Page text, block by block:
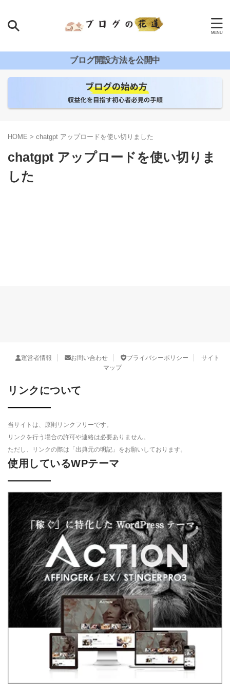
ブログ開設方法を公開中
HOME > chatgpt アップロードを使い切りました
chatgpt アップロードを使い切りま
した
運営者情報 お問い合わせ プライバシーポリシー
サイト
マップ
リンクについて
当サイトは、原則リンクフリーです。
リンクを行う場合の許可や連絡は必要ありません。
ただし、リンクの際は「出典元の明記」をお願いしております。
使用しているWPテーマ